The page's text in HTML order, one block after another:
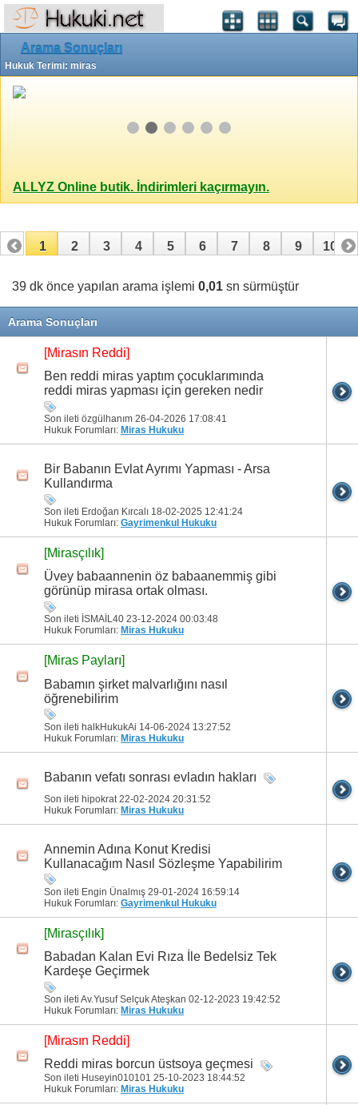
Arama Sonuçları
Hukuk Terimi: miras
ALLYZ Online butik. İndirimleri kaçırmayın.
1 2 3 4 5 6 7 8 9 10
11 13 15 16
39 dk önce yapılan arama işlemi 0,01 sn sürmüştür
Arama Sonuçları
[Mirasın Reddi]
Ben reddi miras yaptım çocuklarımında
reddi miras yapması için gereken nedir
Son ileti özgülhanım 26-04-2026 17:08:41
Hukuk Forumları: Miras Hukuku
Bir Babanın Evlat Ayrımı Yapması - Arsa
Kullandırma
Son ileti Erdoğan Kırcalı 18-02-2025 12:41:24
Hukuk Forumları: Gayrimenkul Hukuku
[Mirasçılık]
Üvey babaannenin öz babaanemmiş gibi
görünüp mirasa ortak olması.
Son ileti İSMAİL40 23-12-2024 00:03:48
Hukuk Forumları: Miras Hukuku
[Miras Payları]
Babamın şirket malvarlığını nasıl
öğrenebilirim
Son ileti halkHukukAi 14-06-2024 13:27:52
Hukuk Forumları: Miras Hukuku
Babanın vefatı sonrası evladın hakları
Son ileti hipokrat 22-02-2024 20:31:52
Hukuk Forumları: Miras Hukuku
Annemin Adına Konut Kredisi
Kullanacağım Nasıl Sözleşme Yapabilirim
Son ileti Engin Ünalmış 29-01-2024 16:59:14
Hukuk Forumları: Gayrimenkul Hukuku
[Mirasçılık]
Babadan Kalan Evi Rıza İle Bedelsiz Tek
Kardeşe Geçirmek
Son ileti Av.Yusuf Selçuk Ateşkan 02-12-2023 19:42:52
Hukuk Forumları: Miras Hukuku
[Mirasın Reddi]
Reddi miras borcun üstsoya geçmesi
Son ileti Huseyin010101 25-10-2023 18:44:52
Hukuk Forumları: Miras Hukuku